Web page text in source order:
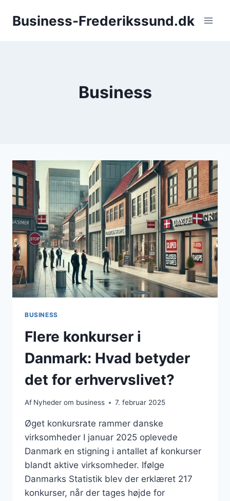
Business-Frederikssund.dk
Business
BUSINESS
Flere konkurser i
Danmark: Hvad betyder
det for erhvervslivet?
Af Nyheder om business 7. februar 2025
Øget konkursrate rammer danske
virksomheder I januar 2025 oplevede
Danmark en stigning i antallet af konkurser
blandt aktive virksomheder. Ifølge
Danmarks Statistik blev der erklæret 217
konkurser, når der tages højde for